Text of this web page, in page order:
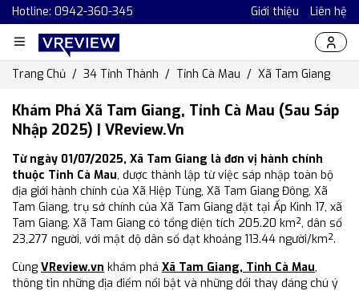
Hotline: 0942-360-345 Giới thiệu Liên hệ
Trang Chủ 34 Tỉnh Thành Tỉnh Cà Mau Xã Tam Giang
Khám Phá Xã Tam Giang, Tỉnh Cà Mau (Sau Sáp
Nhập 2025) | VReview.vn
Từ ngày 01/07/2025, Xã Tam Giang là đơn vị hành chính
thuộc Tỉnh Cà Mau, được thành lập từ việc sáp nhập toàn bộ
địa giới hành chính của Xã Hiệp Tùng, Xã Tam Giang Đông, Xã
Tam Giang, trụ sở chính của Xã Tam Giang đặt tại Ấp Kinh 17, xã
Tam Giang. Xã Tam Giang có tổng diện tích 205.20 km², dân số
23,277 người, với mật độ dân số đạt khoảng 113.44 người/km².
Cùng VReview.vn khám phá Xã Tam Giang, Tỉnh Cà Mau,
thông tin những địa điểm nổi bật và những đổi thay đáng chú ý